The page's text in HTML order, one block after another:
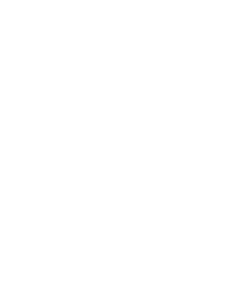
を完了させた実績があります
の取引実績があります
ではありません